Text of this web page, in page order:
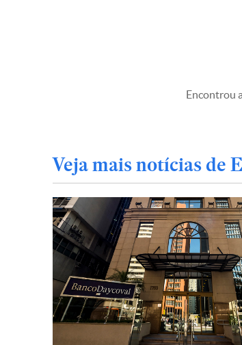
Encontrou
Veja mais notícias de